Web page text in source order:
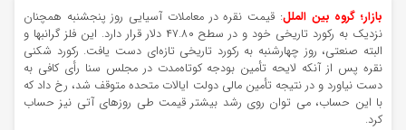
بازار؛ گروه بین الملل: قیمت نقره در معاملات آسیایی روز پنجشنبه همچنان
نزدیک به رکورد تاریخی خود و در سطح ۴۷.۸۰ دلار قرار دارد. این فلز گرانبها و
البته صنعتی، روز چهارشنبه به رکورد تاریخی تازه‌ای دست یافت. رکورد شکنی
نقره پس از آنکه لایحه تأمین بودجه کوتاه‌مدت در مجلس سنا رأی کافی به
دست نیاورد و در نتیجه تأمین مالی دولت ایالات متحده متوقف شد، رخ داد که
با این حساب، می توان روی رشد بیشتر قیمت طی روزهای آتی نیز حساب
کرد.